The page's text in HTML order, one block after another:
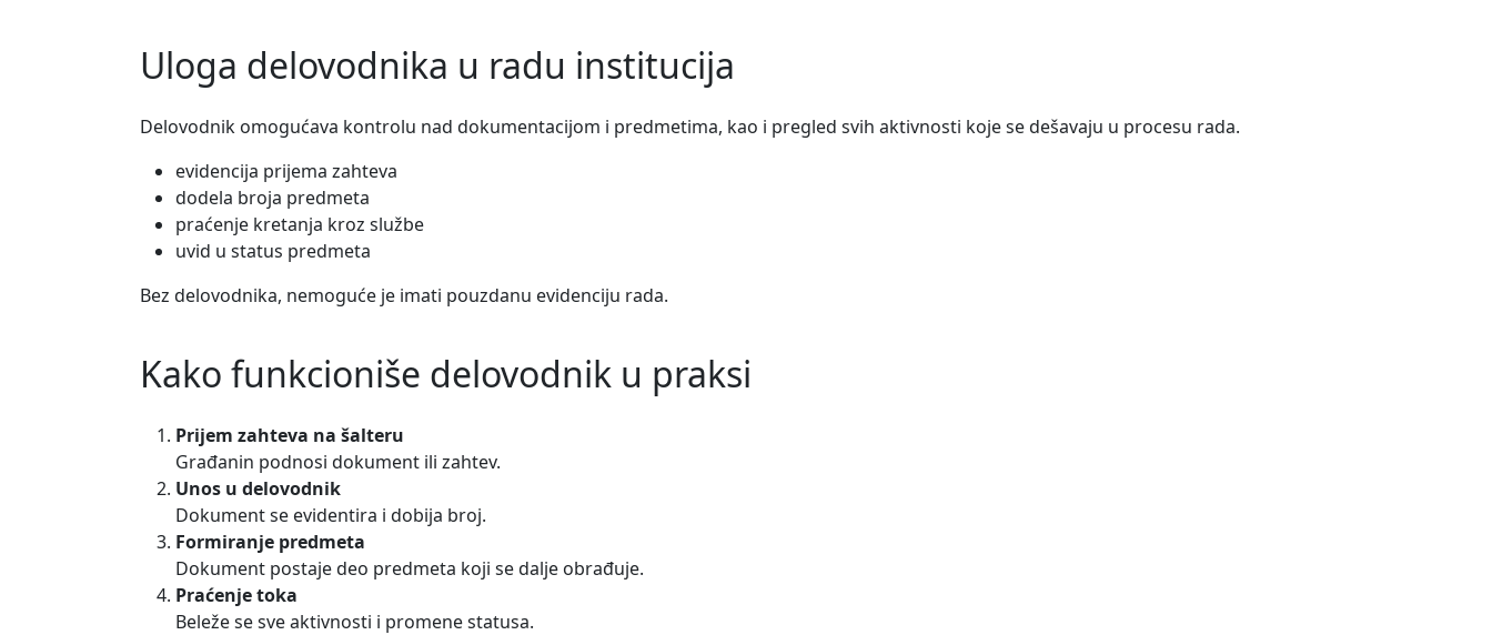
Uloga delovodnika u radu institucija
Delovodnik omogućava kontrolu nad dokumentacijom i predmetima, kao i pregled svih aktivnosti koje se dešavaju u procesu rada.
evidencija prijema zahteva
dodela broja predmeta
praćenje kretanja kroz službe
uvid u status predmeta
Bez delovodnika, nemoguće je imati pouzdanu evidenciju rada.
Kako funkcioniše delovodnik u praksi
Prijem zahteva na šalteru
Građanin podnosi dokument ili zahtev.
Unos u delovodnik
Dokument se evidentira i dobija broj.
Formiranje predmeta
Dokument postaje deo predmeta koji se dalje obrađuje.
Praćenje toka
Beleže se sve aktivnosti i promene statusa.